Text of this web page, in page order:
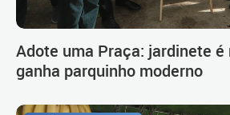
Adote uma Praça: jardinete
ganha parquinho moderno